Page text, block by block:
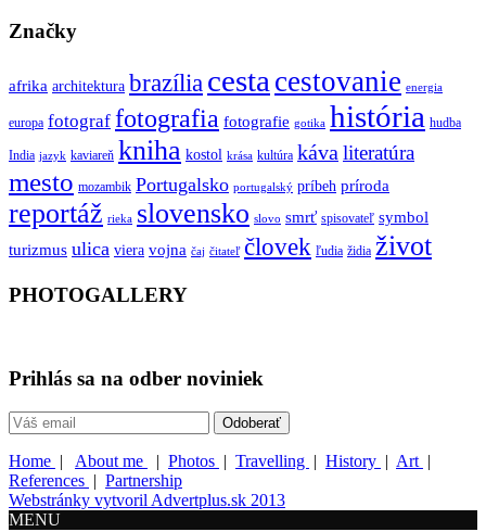
Značky
afrika architektura brazília cesta cestovanie energia
europa fotograf fotografia fotografie gotika história hudba
India jazyk kaviareň kniha kostol krása kultúra káva literatúra
mesto mozambik Portugalsko portugalský príbeh príroda
reportáž rieka slovensko slovo smrť spisovateľ symbol
turizmus ulica viera vojna čaj čitateľ človek ľudia židia život
PHOTOGALLERY
Prihlás sa na odber noviniek
Home | About me | Photos | Travelling | History | Art |
References | Partnership
Webstránky vytvoril Advertplus.sk 2013
MENU